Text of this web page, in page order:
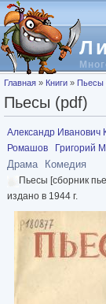
Перейти к основному
Вы здесь
Главная » Книги » Пьесы
Пьесы (pdf)
Александр Иванович
Ромашов
Григорий
Драма Комедия
Пьесы [сборник
издано в 1944 г.